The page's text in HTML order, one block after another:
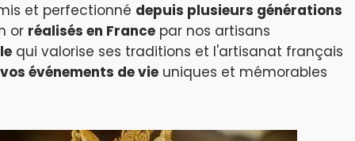
et perfectionné depuis plusieurs générations
or réalisés en France par nos artisans
qui valorise ses traditions et l'artisanat français
vos événements de vie uniques et mémorables